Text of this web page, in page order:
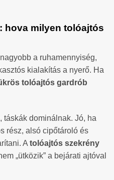
hova milyen tolóajtós
a ruhamennyiség,
kialakítás a nyerő. Ha
tolóajtós gardrób
táskák dominálnak. Jó, ha
rész, alsó cipőtároló és
A tolóajtós szekrény
„ütközik” a bejárati ajtóval